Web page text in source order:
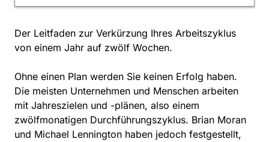
Der Leitfaden zur Verkürzung Ihres Arbeitszyklus
von einem Jahr auf zwölf Wochen.
Ohne einen Plan werden Sie keinen Erfolg haben.
Die meisten Unternehmen und Menschen arbeiten
mit Jahreszielen und -plänen, also einem
zwölfmonatigen Durchführungszyklus. Brian Moran
und Michael Lennington haben jedoch festgestellt,